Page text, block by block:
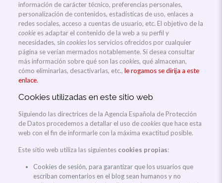
información de carácter técnico, preferencias personales,
personalización de contenidos, estadísticas de uso, enlaces a
redes sociales, acceso a cuentas de usuario, etc. El objetivo de la
cookiees adaptar el contenido de la web a su perfil y
necesidades, sin cookieslos servicios ofrecidos por cualquier
página se verían mermados notablemente. Si desea consultar
más información sobre qué son lascookies, qué almacenan,
cómo eliminarlas, desactivarlas, etc., le rogamos se dirija a este
enlace.
Cookies utilizadas en este sitio web
Siguiendo las directrices de la Agencia Española de Protección
de Datos procedemos a detallar el uso decookiesque hace esta
web con el fin de informarle con la máxima exactitud posible.
Este sitio web utiliza las siguientes cookies propias:
Cookies de sesión, para garantizar que los usuarios que
escriban comentarios en el blog sean humanos y no